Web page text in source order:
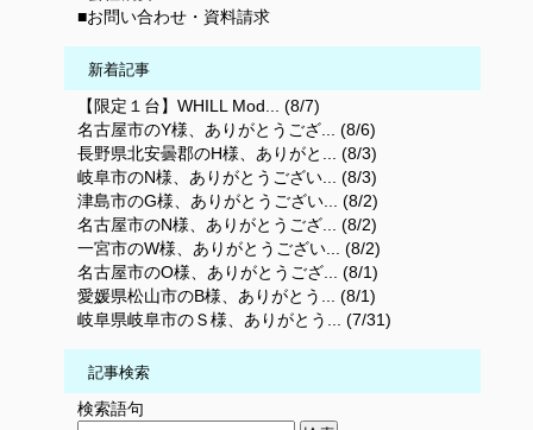
■お問い合わせ・資料請求
新着記事
【限定１台】WHILL Mod... (8/7)
名古屋市のY様、ありがとうござ... (8/6)
長野県北安曇郡のH様、ありがと... (8/3)
岐阜市のN様、ありがとうござい... (8/3)
津島市のG様、ありがとうござい... (8/2)
名古屋市のN様、ありがとうござ... (8/2)
一宮市のW様、ありがとうござい... (8/2)
名古屋市のO様、ありがとうござ... (8/1)
愛媛県松山市のB様、ありがとう... (8/1)
岐阜県岐阜市のＳ様、ありがとう... (7/31)
記事検索
検索語句